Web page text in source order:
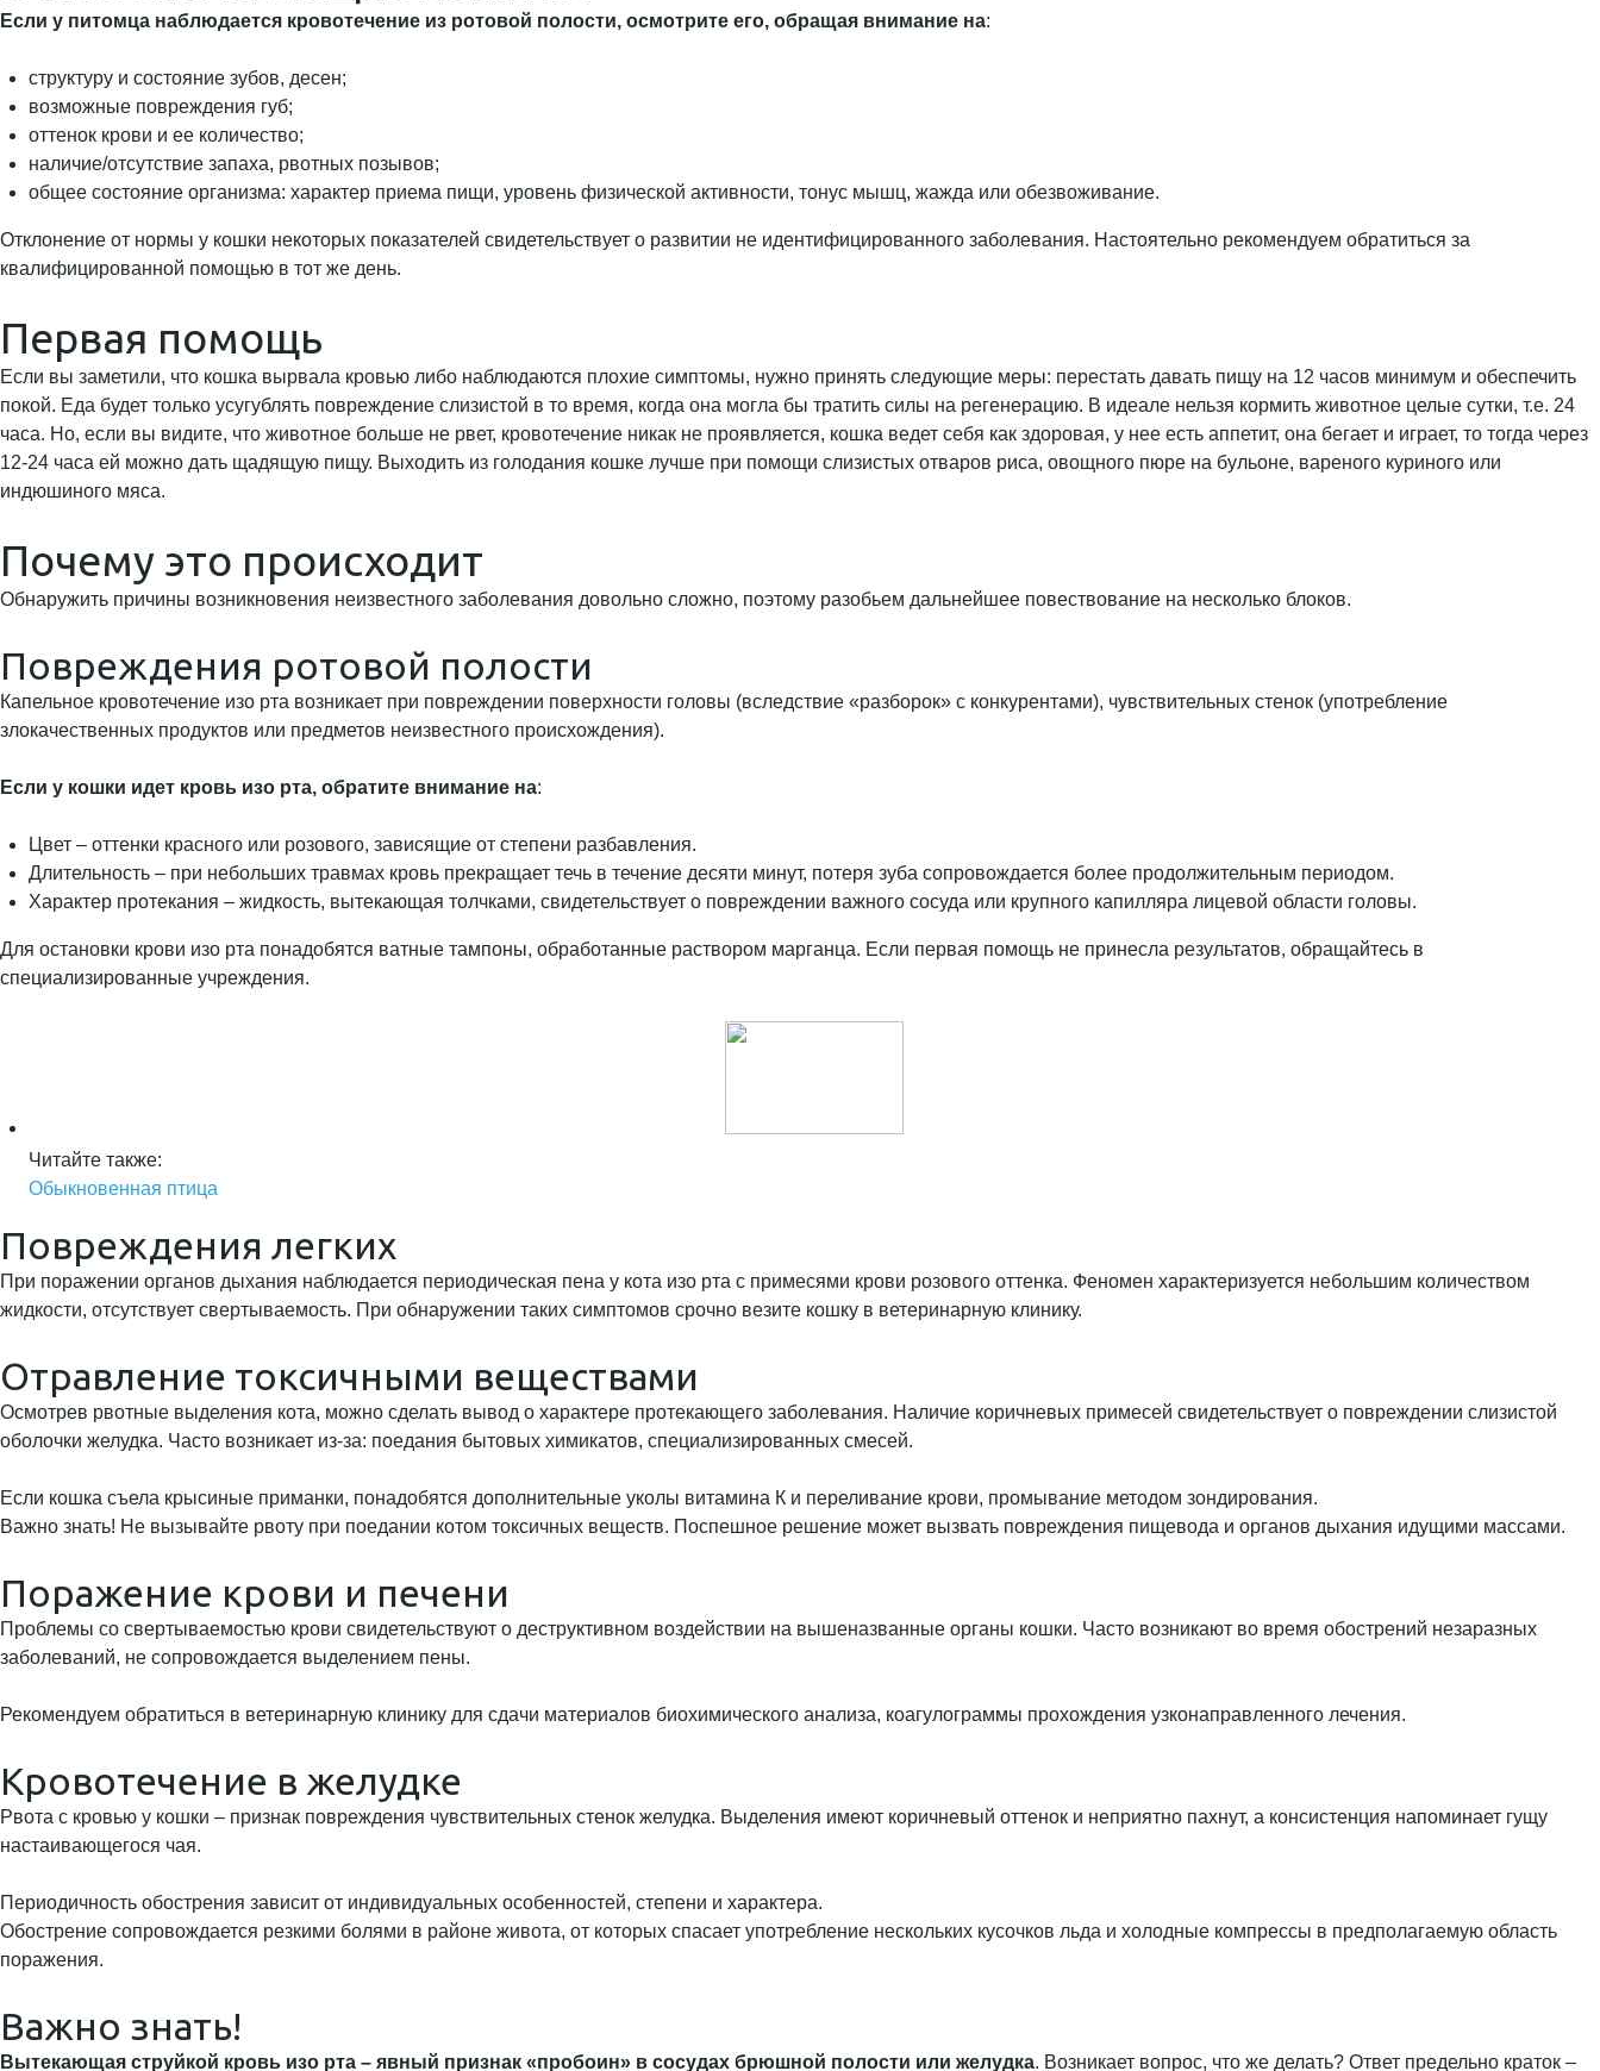
Если у питомца наблюдается кровотечение из ротовой полости, осмотрите его, обращая внимание на:
структуру и состояние зубов, десен;
возможные повреждения губ;
оттенок крови и ее количество;
наличие/отсутствие запаха, рвотных позывов;
общее состояние организма: характер приема пищи, уровень физической активности, тонус мышц, жажда или обезвоживание.
Отклонение от нормы у кошки некоторых показателей свидетельствует о развитии не идентифицированного заболевания. Настоятельно рекомендуем обратиться за
квалифицированной помощью в тот же день.
Первая помощь
Если вы заметили, что кошка вырвала кровью либо наблюдаются плохие симптомы, нужно принять следующие меры: перестать давать пищу на 12 часов минимум и обеспечить
покой. Еда будет только усугублять повреждение слизистой в то время, когда она могла бы тратить силы на регенерацию. В идеале нельзя кормить животное целые сутки, т.е. 24
часа. Но, если вы видите, что животное больше не рвет, кровотечение никак не проявляется, кошка ведет себя как здоровая, у нее есть аппетит, она бегает и играет, то тогда через
12-24 часа ей можно дать щадящую пищу. Выходить из голодания кошке лучше при помощи слизистых отваров риса, овощного пюре на бульоне, вареного куриного или
индюшиного мяса.
Почему это происходит
Обнаружить причины возникновения неизвестного заболевания довольно сложно, поэтому разобьем дальнейшее повествование на несколько блоков.
Повреждения ротовой полости
Капельное кровотечение изо рта возникает при повреждении поверхности головы (вследствие «разборок» с конкурентами), чувствительных стенок (употребление
злокачественных продуктов или предметов неизвестного происхождения).
Если у кошки идет кровь изо рта, обратите внимание на:
Цвет – оттенки красного или розового, зависящие от степени разбавления.
Длительность – при небольших травмах кровь прекращает течь в течение десяти минут, потеря зуба сопровождается более продолжительным периодом.
Характер протекания – жидкость, вытекающая толчками, свидетельствует о повреждении важного сосуда или крупного капилляра лицевой области головы.
Для остановки крови изо рта понадобятся ватные тампоны, обработанные раствором марганца. Если первая помощь не принесла результатов, обращайтесь в
специализированные учреждения.
Читайте также:
Обыкновенная птица
Повреждения легких
При поражении органов дыхания наблюдается периодическая пена у кота изо рта с примесями крови розового оттенка. Феномен характеризуется небольшим количеством
жидкости, отсутствует свертываемость. При обнаружении таких симптомов срочно везите кошку в ветеринарную клинику.
Отравление токсичными веществами
Осмотрев рвотные выделения кота, можно сделать вывод о характере протекающего заболевания. Наличие коричневых примесей свидетельствует о повреждении слизистой
оболочки желудка. Часто возникает из-за: поедания бытовых химикатов, специализированных смесей.
Если кошка съела крысиные приманки, понадобятся дополнительные уколы витамина К и переливание крови, промывание методом зондирования.
Важно знать! Не вызывайте рвоту при поедании котом токсичных веществ. Поспешное решение может вызвать повреждения пищевода и органов дыхания идущими массами.
Поражение крови и печени
Проблемы со свертываемостью крови свидетельствуют о деструктивном воздействии на вышеназванные органы кошки. Часто возникают во время обострений незаразных
заболеваний, не сопровождается выделением пены.
Рекомендуем обратиться в ветеринарную клинику для сдачи материалов биохимического анализа, коагулограммы прохождения узконаправленного лечения.
Кровотечение в желудке
Рвота с кровью у кошки – признак повреждения чувствительных стенок желудка. Выделения имеют коричневый оттенок и неприятно пахнут, а консистенция напоминает гущу
настаивающегося чая.
Периодичность обострения зависит от индивидуальных особенностей, степени и характера.
Обострение сопровождается резкими болями в районе живота, от которых спасает употребление нескольких кусочков льда и холодные компрессы в предполагаемую область
поражения.
Важно знать!
Вытекающая струйкой кровь изо рта – явный признак «пробоин» в сосудах брюшной полости или желудка. Возникает вопрос, что же делать? Ответ предельно краток –